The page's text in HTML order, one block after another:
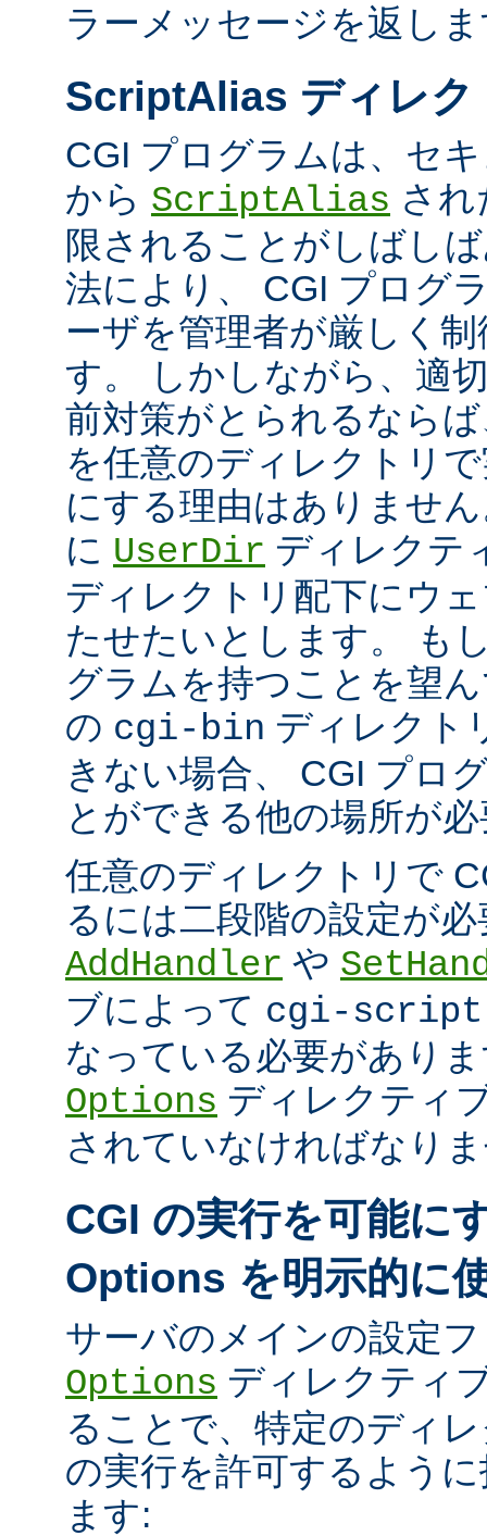
ラーメッセージを返し
ScriptAlias ディレク
CGI プログラムは、セ
から ScriptAlias さ
限されることがしばし
法により、 CGI プログ
ーザを管理者が厳しく
す。 しかしながら、適
前対策がとられるなら
を任意のディレクトリ
にする理由はありませ
に UserDir ディレクテ
ディレクトリ配下にウ
たせたいとします。 も
グラムを持つことを望
の cgi-bin ディレクト
きない場合、 CGI プロ
とができる他の場所が
任意のディレクトリで
るには二段階の設定が
AddHandler や
ブによって cgi-script
なっている必要があり
Options ディレクティ
されていなければなり
CGI の実行を可能に
Options を明示的に
サーバのメインの設定
Options ディレクティ
ることで、特定のディ
の実行を許可するよう
ます: